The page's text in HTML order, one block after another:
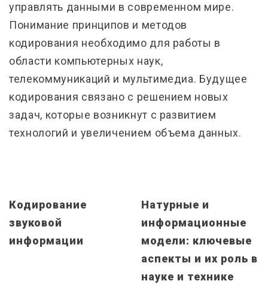
управлять данными в современном мире.
Понимание принципов и методов
кодирования необходимо для работы в
области компьютерных наук,
телекоммуникаций и мультимедиа. Будущее
кодирования связано с решением новых
задач, которые возникнут с развитием
технологий и увеличением объема данных.
Кодирование
звуковой
информации
Натурные и
информационные
модели: ключевые
аспекты и их роль в
науке и технике